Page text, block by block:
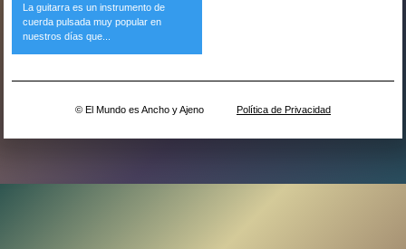
La guitarra es un instrumento de
cuerda pulsada muy popular en
nuestros días que...
© El Mundo es Ancho y Ajeno Política de Privacidad